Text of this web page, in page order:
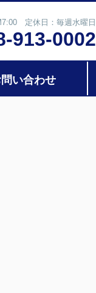
定休日：毎週水曜日
913-0002
い合わせ